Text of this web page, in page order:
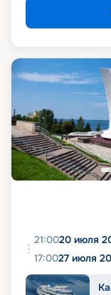
21:0020 июля
17:0027 июля